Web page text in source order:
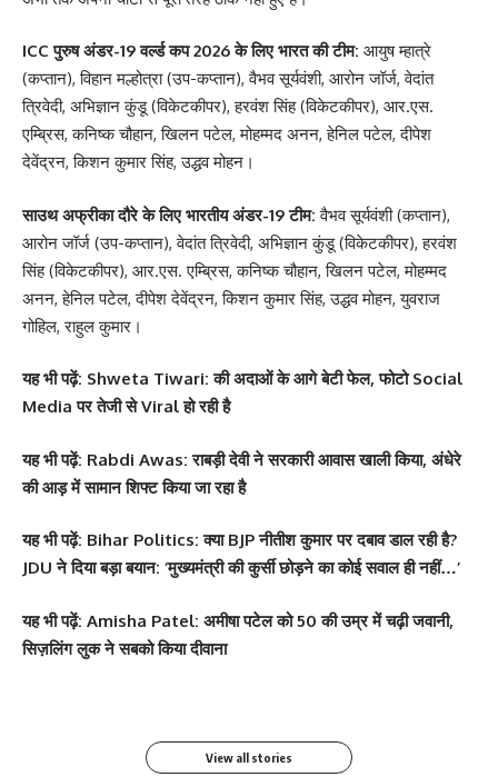
ICC पुरुष अंडर-19 वर्ल्ड कप 2026 के लिए भारत की टीम: आयुष म्हात्रे
(कप्तान), विहान मल्होत्रा ​​(उप-कप्तान), वैभव सूर्यवंशी, आरोन जॉर्ज, वेदांत
त्रिवेदी, अभिज्ञान कुंडू (विकेटकीपर), हरवंश सिंह (विकेटकीपर), आर.एस.
एम्ब्रिस, कनिष्क चौहान, खिलन पटेल, मोहम्मद अनन, हेनिल पटेल, दीपेश
देवेंद्रन, किशन कुमार सिंह, उद्धव मोहन।
साउथ अफ्रीका दौरे के लिए भारतीय अंडर-19 टीम:वैभव सूर्यवंशी (कप्तान),
आरोन जॉर्ज (उप-कप्तान), वेदांत त्रिवेदी, अभिज्ञान कुंडू (विकेटकीपर), हरवंश
सिंह (विकेटकीपर), आर.एस. एम्ब्रिस, कनिष्क चौहान, खिलन पटेल, मोहम्मद
अनन, हेनिल पटेल, दीपेश देवेंद्रन, किशन कुमार सिंह, उद्धव मोहन, युवराज
गोहिल, राहुल कुमार।
यह भी पढ़ें: Shweta Tiwari: की अदाओं के आगे बेटी फेल, फोटो Social
Media पर तेजी से Viral हो रही है
यह भी पढ़ें: Rabdi Awas: राबड़ी देवी ने सरकारी आवास खाली किया, अंधेरे
की आड़ में सामान शिफ्ट किया जा रहा है
यह भी पढ़ें: Bihar Politics: क्या BJP नीतीश कुमार पर दबाव डाल रही है?
JDU ने दिया बड़ा बयान: ‘मुख्यमंत्री की कुर्सी छोड़ने का कोई सवाल ही नहीं…’
यह भी पढ़ें: Amisha Patel: अमीषा पटेल को 50 की उम्र में चढ़ी जवानी,
सिज़लिंग लुक ने सबको किया दीवाना
सोनम कपूर ने शर्ट के बटन
खोलकर बेबी बंप फ्लॉन्ट किया
श्वेता तिवारी ने सोशल मीडिया
पर फिर लगाई आग, फोटो तेजी
Salman Khan की बर्थडे
पार्टी में लगा सितारों का मेला,
श्वेता तिवारी ने सोशल मीडिया
View all stories